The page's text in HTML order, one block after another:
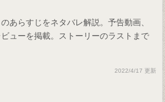
あらすじをネタバレ解説。予告動画、
ューを掲載。ストーリーのラストまで
2022/4/17 更新